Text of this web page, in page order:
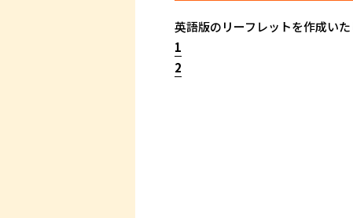
英語版のリーフレットを作成い
1
2